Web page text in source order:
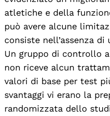
atletiche e della
può avere alcune
consiste nell’assenza
Un gruppo di controllo
non riceve alcun
valori di base per test
svantaggi vi erano la
randomizzata dello